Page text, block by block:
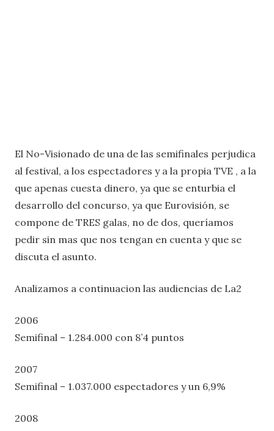
El No-Visionado de una de las semifinales perjudica
al festival, a los espectadores y a la propia TVE , a la
que apenas cuesta dinero, ya que se enturbia el
desarrollo del concurso, ya que Eurovisión, se
compone de TRES galas, no de dos, queríamos
pedir sin mas que nos tengan en cuenta y que se
discuta el asunto.
Analizamos a continuacion las audiencias de La2
2006
Semifinal – 1.284.000 con 8’4 puntos
2007
Semifinal – 1.037.000 espectadores y un 6,9%
2008